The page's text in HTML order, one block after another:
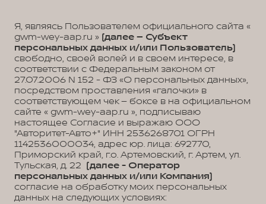
Я, являясь Пользователем официального сайта «
gwm-wey-aap.ru » (далее – Субъект
персональных данных и/или Пользователь)
свободно, своей волей и в своем интересе, в
соответствии с Федеральным законом от
27.07.2006 N 152 - ФЗ «О персональных данных»,
посредством проставления «галочки» в
соответствующем чек – боксе в на официальном
сайте « gwm-wey-aap.ru », подписываю
настоящее Согласие и выражаю ООО
"Авторитет-Авто+" ИНН 2536268701 ОГРН
1142536000034, адрес юр. лица: 692770,
Приморский край, г.о. Артемовский, г. Артем, ул.
Тульская, д. 22 (далее - Оператор
персональных данных и/или Компания)
согласие на обработку моих персональных
данных на следующих условиях: